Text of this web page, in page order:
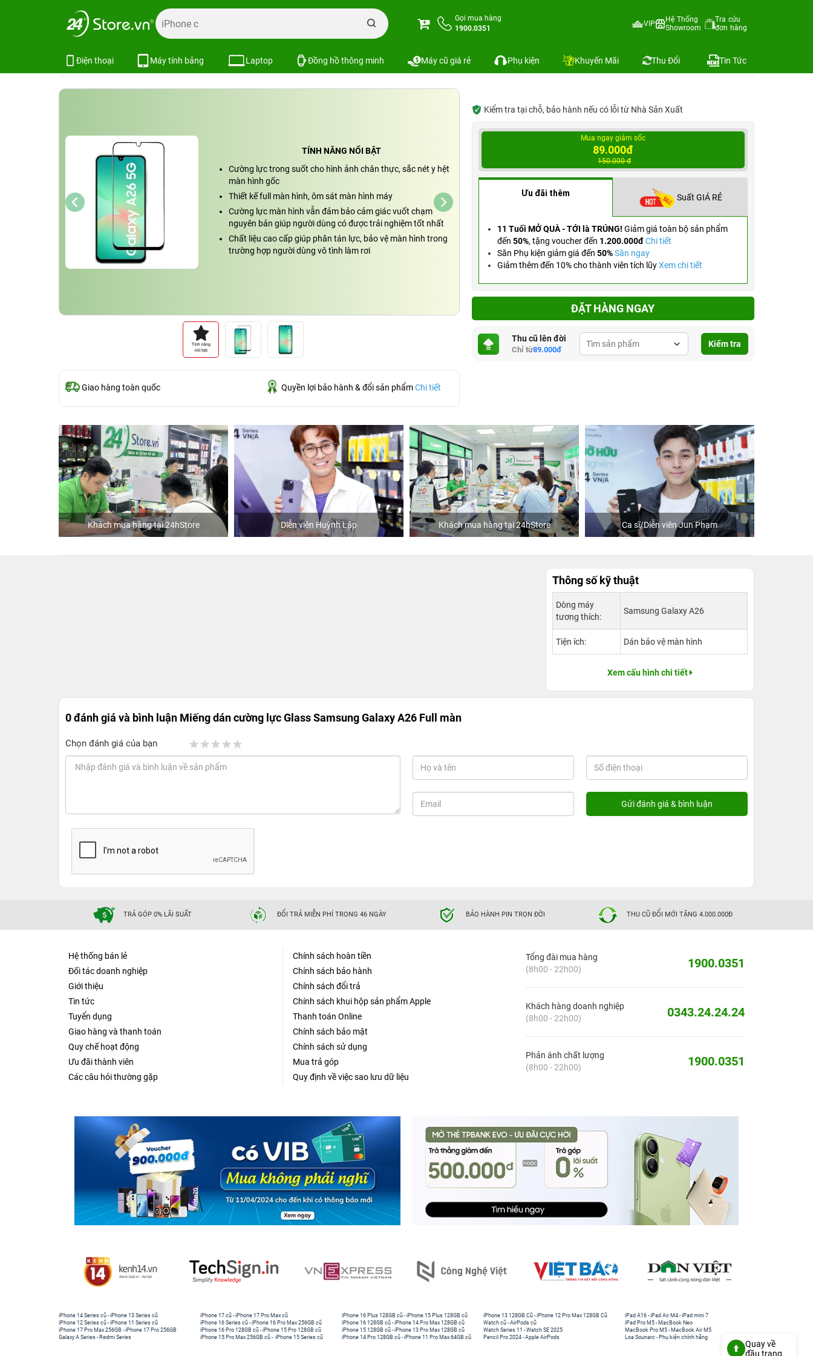
Gọi mua hàng
1900.0351
VIP
Hệ Thống
Showroom
Tra cứu
đơn hàng
Điện thoại Máy tính bảng Laptop Đồng hồ thông minh Máy cũ giá rẻ Phụ kiện Khuyến Mãi Thu Đổi Tin Tức
Trang chủ Dán cường lực Miếng dán cường lực Glass Samsung Galaxy A26 Full màn
Miếng dán cường lực Glass Samsung Galaxy A26 Full màn
Xem cấu hình So sánh
TÍNH NĂNG NỔI BẬT
Cường lực trong suốt cho hình ảnh chân thực, sắc nét y hệt
màn hình gốc
Thiết kế full màn hình, ôm sát màn hình máy
Cường lực màn hình vẫn đảm bảo cảm giác vuốt chạm
nguyên bản giúp người dùng có được trải nghiệm tốt nhất
Chất liệu cao cấp giúp phân tán lực, bảo vệ màn hình trong
trường hợp người dùng vô tình làm rơi
Giao hàng toàn quốc Quyền lợi bảo hành & đổi sản phẩm Chi tiết
Kiểm tra tại chỗ, bảo hành nếu có lỗi từ Nhà Sản Xuất
Mua ngay giảm sốc
89.000đ
150.000 đ
Ưu đãi thêm Suất GIÁ RẺ
11 Tuổi MỞ QUÀ - TỚI là TRÚNG! Giảm giá toàn bộ sản phẩm
đến 50%, tặng voucher đến 1.200.000đ Chi tiết
Săn Phụ kiện giảm giá đến 50% Săn ngay
Giảm thêm đến 10% cho thành viên tích lũyXem chi tiết
ĐẶT HÀNG NGAY
Thu cũ lên đời
Chỉ từ89.000đ
Kiểm tra
Khách mua hàng tại 24hStore Diễn viên Huỳnh Lập Khách mua hàng tại 24hStore Ca sĩ/Diễn viên Jun Phạm
Thông số kỹ thuật
Dòng máy
tương thích:
Samsung Galaxy A26
Tiện ích: Dán bảo vệ màn hình
Xem cấu hình chi tiết
0 đánh giá và bình luận Miếng dán cường lực Glass Samsung Galaxy A26 Full màn
Chọn đánh giá của bạn
TRẢ GÓP 0% LÃI SUẤT ĐỔI TRẢ MIỄN PHÍ TRONG 46 NGÀY BẢO HÀNH PIN TRỌN ĐỜI THU CŨ ĐỔI MỚI TẶNG 4.000.000Đ
Hệ thống bán lẻ
Đối tác doanh nghiệp
Giới thiệu
Tin tức
Tuyển dụng
Giao hàng và thanh toán
Quy chế hoạt động
Ưu đãi thành viên
Các câu hỏi thường gặp
Chính sách hoàn tiền
Chính sách bảo hành
Chính sách đổi trả
Chính sách khui hộp sản phẩm Apple
Thanh toán Online
Chính sách bảo mật
Chính sách sử dụng
Mua trả góp
Quy định về việc sao lưu dữ liệu
Tổng đài mua hàng
(8h00 - 22h00)
1900.0351
Khách hàng doanh nghiệp
(8h00 - 22h00)
0343.24.24.24
Phản ánh chất lượng
(8h00 - 22h00)
1900.0351
iPhone 14 Series cũ -iPhone 13 Series cũ
iPhone 12 Series cũ -iPhone 11 Series cũ
iPhone 17 Pro Max 256GB -iPhone 17 Pro 256GB
Galaxy A Series - Redmi Series
iPhone 17 cũ -iPhone 17 Pro Max cũ
iPhone 16 Series cũ - iPhone 16 Pro Max 256GB cũ
iPhone 16 Pro 128GB cũ -iPhone 15 Pro 128GB cũ
iPhone 15 Pro Max 256GB cũ - iPhone 15 Series cũ
iPhone 16 Plus 128GB cũ -iPhone 15 Plus 128GB cũ
iPhone 16 128GB cũ -iPhone 14 Pro Max 128GB cũ
iPhone 15 128GB cũ -iPhone 13 Pro Max 128GB cũ
iPhone 14 Pro 128GB cũ -iPhone 11 Pro Max 64GB cũ
iPhone 13 128GB Cũ -iPhone 12 Pro Max 128GB Cũ
Watch cũ -AirPods cũ
Watch Series 11 -Watch SE 2025
Pencil Pro 2024 -Apple AirPods
iPad A16 -iPad Air M4 -iPad mini 7
iPad Pro M5 - MacBook Neo
MacBook Pro M5 - MacBook Air M5
Loa Sounarc - Phụ kiện chính hãng
Quay về
đầu trang